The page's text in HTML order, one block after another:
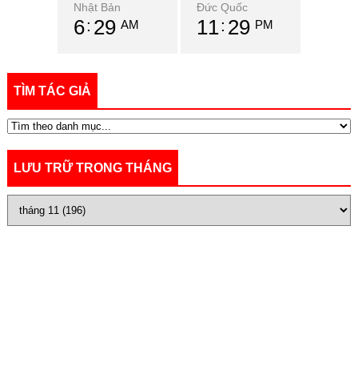
Nhật Bản
6 29 AM
Đức Quốc
11 29 PM
TÌM TÁC GIẢ
LƯU TRỮ TRONG THÁNG